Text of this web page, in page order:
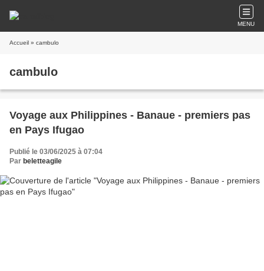
MENU
Accueil » cambulo
cambulo
Voyage aux Philippines - Banaue - premiers pas
en Pays Ifugao
Publié le 03/06/2025 à 07:04
Par beletteagile